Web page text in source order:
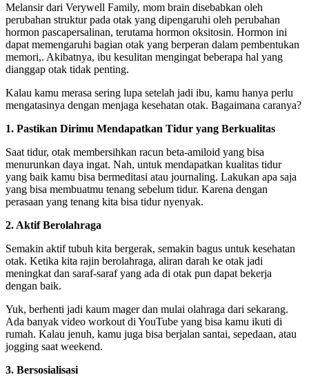
Melansir dari Verywell Family, mom brain disebabkan oleh
perubahan struktur pada otak yang dipengaruhi oleh perubahan
hormon pascapersalinan, terutama hormon oksitosin. Hormon ini
dapat memengaruhi bagian otak yang berperan dalam pembentukan
memori,. Akibatnya, ibu kesulitan mengingat beberapa hal yang
dianggap otak tidak penting.
Kalau kamu merasa sering lupa setelah jadi ibu, kamu hanya perlu
mengatasinya dengan menjaga kesehatan otak. Bagaimana caranya?
1. Pastikan Dirimu Mendapatkan Tidur yang Berkualitas
Saat tidur, otak membersihkan racun beta-amiloid yang bisa
menurunkan daya ingat. Nah, untuk mendapatkan kualitas tidur
yang baik kamu bisa bermeditasi atau journaling. Lakukan apa saja
yang bisa membuatmu tenang sebelum tidur. Karena dengan
perasaan yang tenang kita bisa tidur nyenyak.
2. Aktif Berolahraga
Semakin aktif tubuh kita bergerak, semakin bagus untuk kesehatan
otak. Ketika kita rajin berolahraga, aliran darah ke otak jadi
meningkat dan saraf-saraf yang ada di otak pun dapat bekerja
dengan baik.
Yuk, berhenti jadi kaum mager dan mulai olahraga dari sekarang.
Ada banyak video workout di YouTube yang bisa kamu ikuti di
rumah. Kalau jenuh, kamu juga bisa berjalan santai, sepedaan, atau
jogging saat weekend.
3. Bersosialisasi